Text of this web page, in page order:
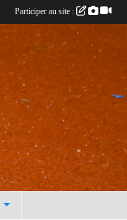
Participer au site :